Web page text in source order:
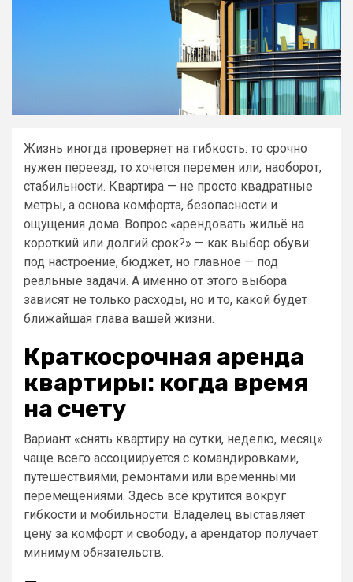
Жизнь иногда проверяет на гибкость: то срочно
нужен переезд, то хочется перемен или, наоборот,
стабильности. Квартира — не просто квадратные
метры, а основа комфорта, безопасности и
ощущения дома. Вопрос «арендовать жильё на
короткий или долгий срок?» — как выбор обуви:
под настроение, бюджет, но главное — под
реальные задачи. А именно от этого выбора
зависят не только расходы, но и то, какой будет
ближайшая глава вашей жизни.
Краткосрочная аренда
квартиры: когда время
на счету
Вариант «снять квартиру на сутки, неделю, месяц»
чаще всего ассоциируется с командировками,
путешествиями, ремонтами или временными
перемещениями. Здесь всё крутится вокруг
гибкости и мобильности. Владелец выставляет
цену за комфорт и свободу, а арендатор получает
минимум обязательств.